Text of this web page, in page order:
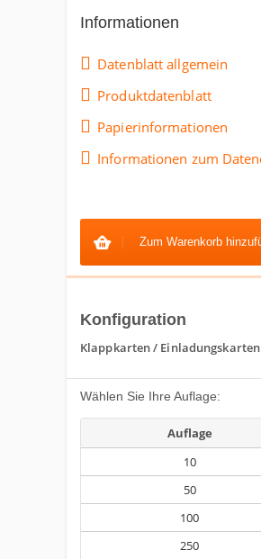
Informationen
Datenblatt allgemein
Produktdatenblatt
Papierinformationen
Informationen zum
Zum Warenkorb
Konfiguration
Klappkarten / Einladungskarten
Wählen Sie Ihre Auflage:
Auflage
10
50
100
250